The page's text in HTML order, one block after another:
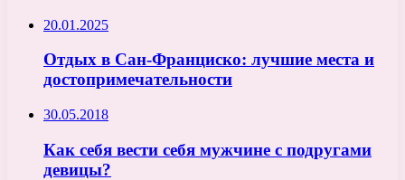
20.01.2025
Отдых в Сан-Франциско: лучшие места и
достопримечательности
30.05.2018
Как себя вести себя мужчине с подругами
девицы?